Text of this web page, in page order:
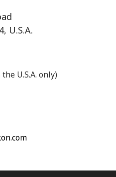
U.S.A.
U.S.A. only)